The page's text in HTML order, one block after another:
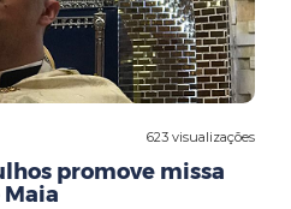
623 visualizações
promove missa
Maia